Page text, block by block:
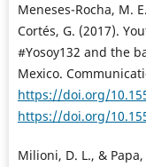
Meneses-Rocha, M.
Cortés, G. (2017).
#Yosoy132 and the
Mexico.
https://doi.org/
https://doi.org/
Milioni, D. L., &